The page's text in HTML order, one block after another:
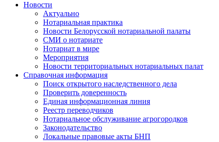
Новости
Актуально
Нотариальная практика
Новости Белорусской нотариальной палаты
СМИ о нотариате
Нотариат в мире
Мероприятия
Новости территориальных нотариальных палат
Справочная информация
Поиск открытого наследственного дела
Проверить доверенность
Единая информационная линия
Реестр переводчиков
Нотариальное обслуживание агрогородков
Законодательство
Локальные правовые акты БНП